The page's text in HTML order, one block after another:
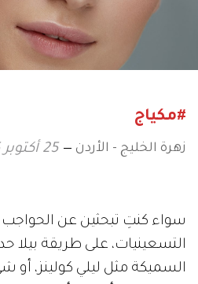
#مكياج
زهرة الخليج - الأردن 25 أكتوبر 2025
سواء كنتِ تبحثين عن الحواجب
التسعينيات، على طريقة بيلا
السميكة مثل ليلي كولينز،